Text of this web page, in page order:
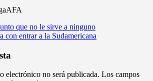
que no le sirve a ninguno
con entrar a la Sudamericana
electrónico no será publicada. Los campos